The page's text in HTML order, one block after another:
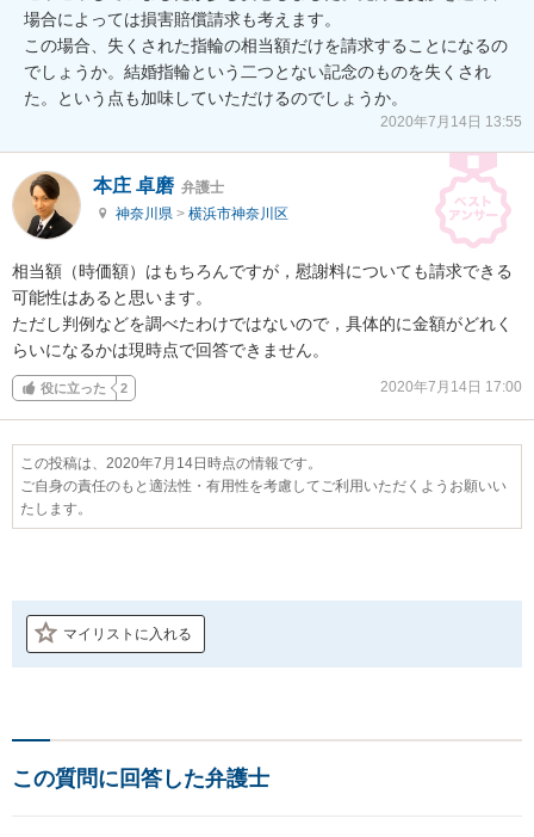
場合によっては損害賠償請求も考えます。
この場合、失くされた指輪の相当額だけを請求することになるの
でしょうか。結婚指輪という二つとない記念のものを失くされ
た。という点も加味していただけるのでしょうか。
2020年7月14日 13:55
本庄 卓磨 弁護士
神奈川県 > 横浜市神奈川区
相当額（時価額）はもちろんですが，慰謝料についても請求できる
可能性はあると思います。
ただし判例などを調べたわけではないので，具体的に金額がどれく
らいになるかは現時点で回答できません。
役に立った 2 2020年7月14日 17:00
この投稿は、2020年7月14日時点の情報です。
ご自身の責任のもと適法性・有用性を考慮してご利用いただくようお願いい
たします。
マイリストに入れる
この質問に回答した弁護士